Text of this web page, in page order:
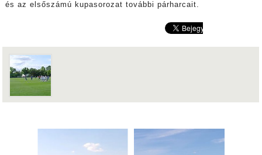
és az elsőszámú kupasorozat további párharcait.